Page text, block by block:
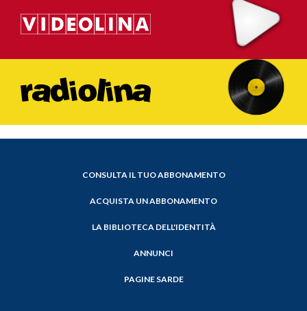
CONSULTA IL TUO ABBONAMENTO
ACQUISTA UN ABBONAMENTO
LA BIBLIOTECA DELL'IDENTITÀ
ANNUNCI
PAGINE SARDE